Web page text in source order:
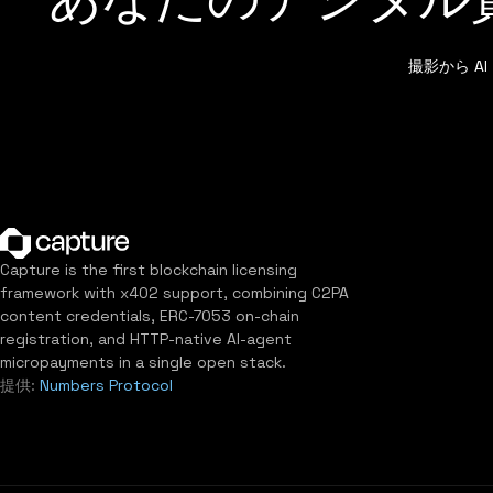
撮影から
Capture is the first blockchain licensing
framework with x402 support, combining C2PA
content credentials, ERC-7053 on-chain
registration, and HTTP-native AI-agent
micropayments in a single open stack.
提供: Numbers Protocol